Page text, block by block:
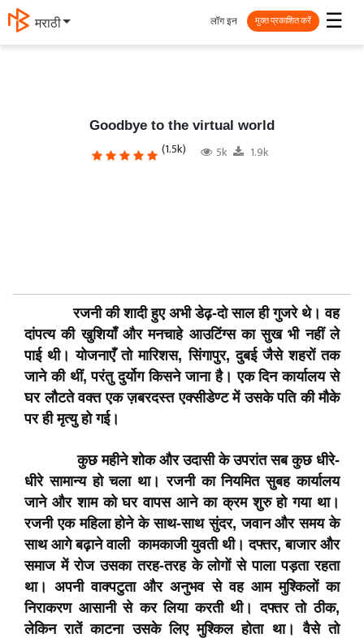
मराठी ☰
लॉग इन मुक्त प्रकाशित करें
Goodbye to the virtual world
(1.5k) 5k 1.9k
रजनी की शादी हुए अभी डेढ़-दो साल ही गुजरे थे। वह
दांपत्य की खुशियाँ और मनचाहे आउटिंग्स का सुख भी नहीं ले
पाई थी। योजनाएँ तो मारिशस, सिंगापुर, दुबई जैसे शहरों तक
जाने की थीं, परंतु दुर्योग किसने जाना है। एक दिन कार्यालय से
घर लौटते वक्त एक ज़बरदस्त एक्सीडेण्ट में उसके पति की मौके
पर ही मृत्यु हो गई।
कुछ महीने शोक और उदासी के उपरांत सब कुछ धीरे-
धीरे सामान्य हो चला था। रजनी का नियमित सुबह कार्यालय
जाने और शाम को घर वापस आने का क्रम शुरु हो गया था।
रजनी एक महिला होने के साथ-साथ सुंदर, जवान और समय के
साथ आगे बढ़ाने वाली कामकाजी युवती थी। दफ्तर, बाजार और
समाज में रोज उसका तरह-तरह के लोगों से पाला पड़ता रहता
था। अपनी वाक्पटुता और अनुभव से वह आम मुश्किलों का
निराकरण आसानी से कर लिया करती थी। दफ्तर तो ठीक,
लेकिन रातें काटना उसके लिए मुश्किल होता था। वैसे तो